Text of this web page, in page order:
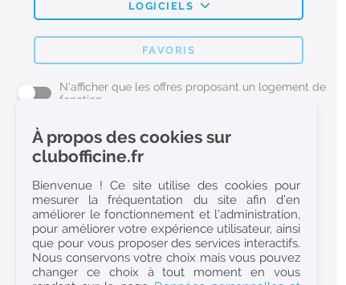
LOGICIELS
FAVORIS
N'afficher que les offres proposant un logement de
fonction
L'emploi Pharmacie par métier
Pharmacien (H/F)
Préparateur en Pharmacie (H/F)
Etudiant en Pharmacie (H/F)
Etudiant en Pharmacie 6e année validée (H/F)
Conseiller Dermo Cosmetique - Esthéticienne (H/F)
À propos des cookies sur
clubofficine.fr
Bienvenue ! Ce site utilise des cookies pour
mesurer la fréquentation du site afin d’en
améliorer le fonctionnement et l’administration,
pour améliorer votre expérience utilisateur, ainsi
que pour vous proposer des services interactifs.
Nous conservons votre choix mais vous pouvez
changer ce choix à tout moment en vous